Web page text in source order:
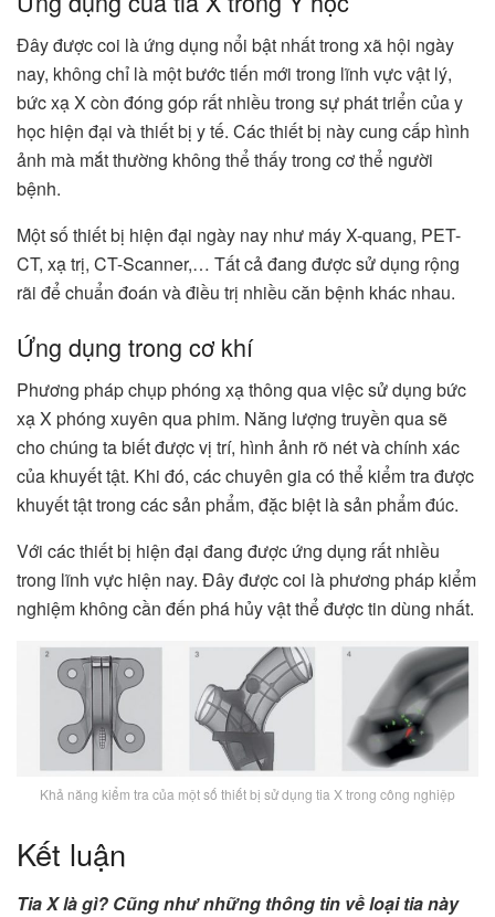
Đây được coi là ứng dụng nổi bật nhất trong xã hội ngày
nay, không chỉ là một bước tiến mới trong lĩnh vực vật lý,
bức xạ X còn đóng góp rất nhiều trong sự phát triển của y
học hiện đại và thiết bị y tế. Các thiết bị này cung cấp hình
ảnh mà mắt thường không thể thấy trong cơ thể người
bệnh.
Một số thiết bị hiện đại ngày nay như máy X-quang, PET-
CT, xạ trị, CT-Scanner,… Tất cả đang được sử dụng rộng
rãi để chuẩn đoán và điều trị nhiều căn bệnh khác nhau.
Ứng dụng trong cơ khí
Phương pháp chụp phóng xạ thông qua việc sử dụng bức
xạ X phóng xuyên qua phim. Năng lượng truyền qua sẽ
cho chúng ta biết được vị trí, hình ảnh rõ nét và chính xác
của khuyết tật. Khi đó, các chuyên gia có thể kiểm tra được
khuyết tật trong các sản phẩm, đặc biệt là sản phẩm đúc.
Với các thiết bị hiện đại đang được ứng dụng rất nhiều
trong lĩnh vực hiện nay. Đây được coi là phương pháp kiểm
nghiệm không cần đến phá hủy vật thể được tin dùng nhất.
Khả năng kiểm tra của một số thiết bị sử dụng tia X trong công nghiệp
Kết luận
Tia X là gì? Cũng như những thông tin về loại tia này